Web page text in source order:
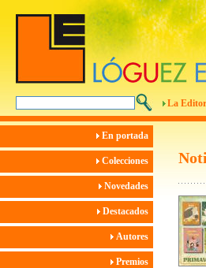
La
En portada
Colecciones
Novedades
Destacados
Autores
Premios